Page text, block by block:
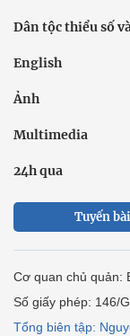
Dân tộc thiểu số
English
Ảnh
Multimedia
24h qua
Tuyến bài
Cơ quan chủ quản:
Số giấy phép: 146/
Tổng biên tập: